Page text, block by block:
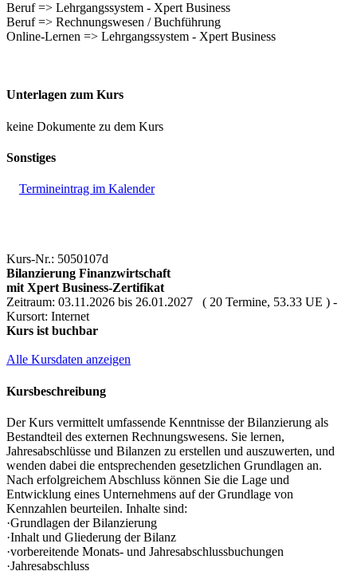
Beruf => Lehrgangssystem - Xpert Business
Beruf => Rechnungswesen / Buchführung
Online-Lernen => Lehrgangssystem - Xpert Business
Unterlagen zum Kurs
keine Dokumente zu dem Kurs
Sonstiges
Termineintrag im Kalender
Kurs-Nr.: 5050107d
Bilanzierung Finanzwirtschaft
mit Xpert Business-Zertifikat
Zeitraum: 03.11.2026 bis 26.01.2027 ( 20 Termine, 53.33 UE ) -
Kursort: Internet
Kurs ist buchbar
Alle Kursdaten anzeigen
Kursbeschreibung
Der Kurs vermittelt umfassende Kenntnisse der Bilanzierung als
Bestandteil des externen Rechnungswesens. Sie lernen,
Jahresabschlüsse und Bilanzen zu erstellen und auszuwerten, und
wenden dabei die entsprechenden gesetzlichen Grundlagen an.
Nach erfolgreichem Abschluss können Sie die Lage und
Entwicklung eines Unternehmens auf der Grundlage von
Kennzahlen beurteilen. Inhalte sind:
·Grundlagen der Bilanzierung
·Inhalt und Gliederung der Bilanz
·vorbereitende Monats- und Jahresabschlussbuchungen
·Jahresabschluss